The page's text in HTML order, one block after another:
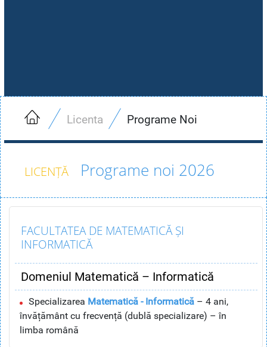
Licenta Programe Noi
Programe noi 2026
FACULTATEA DE MATEMATICĂ ȘI
INFORMATICĂ
Domeniul Matematică – Informatică
Specializarea Matematică - Informatică– 4 ani,
învățământ cu frecvență (dublă specializare) – în
limba română